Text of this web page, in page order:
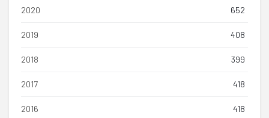
2020 652
2019 408
2018 399
2017 418
2016 418